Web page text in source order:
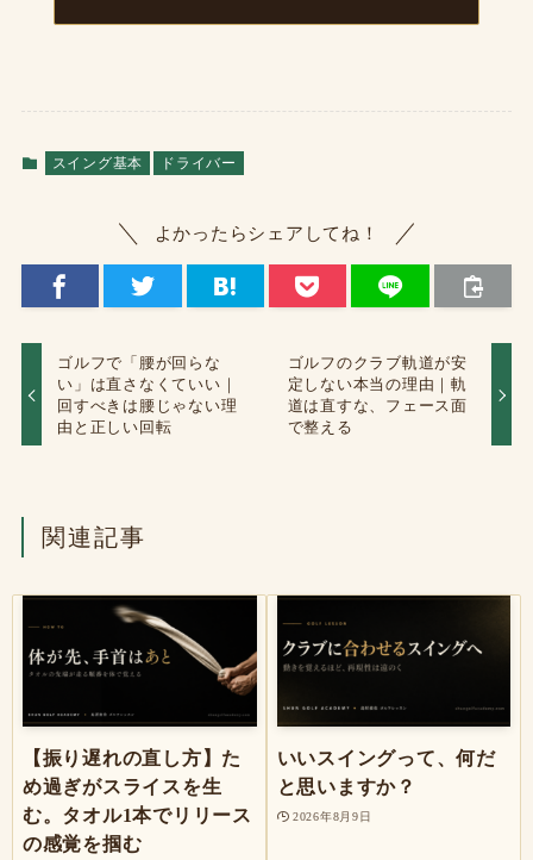
スイング基本 ドライバー
よかったらシェアしてね！
ゴルフで「腰が回らな
い」は直さなくていい｜
回すべきは腰じゃない理
由と正しい回転
ゴルフのクラブ軌道が安
定しない本当の理由｜軌
道は直すな、フェース面
で整える
関連記事
【振り遅れの直し方】た
め過ぎがスライスを生
む。タオル1本でリリース
の感覚を掴む
いいスイングって、何だ
と思いますか？
2026年8月9日